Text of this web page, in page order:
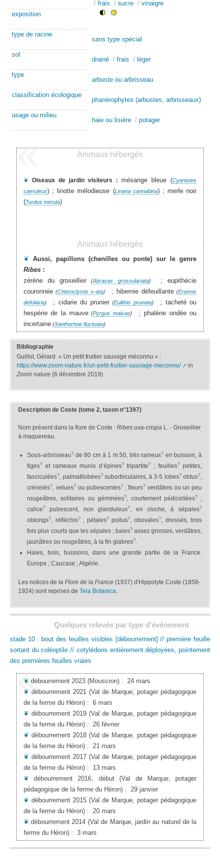
/ frais / sucre / vinaigre
exposition
type de racine
sans type spécial
sol
drainé / frais / léger
type
arbuste ou arbrisseau
classification écologique
phanérophytes (arbustes, arbrisseaux)
usage ou milieu
haie ou lisière / potager
Animaux hébergés
❦ Oiseaux de jardin visiteurs :mésange bleue (Cyanistes
caeruleus) ; linotte mélodieuse (Linaria cannabina) ; merle noir
(Turdus merula)
Animaux hébergés
❦ Aussi, papillons (chenilles ou ponte) sur le genre
Ribes:
zérène du groseillier (Abraxas grossulariata)
; eupithécie
couronnée(Chloroclystis v-ata) ; hibernie défeuillante (Erannis
defoliaria) ; cidarie du prunier(Eulithis prunata)
; tacheté ou
hespérie de la mauve(Pyrgus malvae)
; phalène ondée ou
incertaine(Xanthorhoe fluctuata)
Bibliographie
Guillot, Gérard. « Un petit fruitier sauvage méconnu » :
https://www.zoom-nature.fr/un-petit-fruitier-sauvage-meconnu/
in
Zoom nature (6 décembre 2019)
Description de Coste (tome 2, taxon n°1397)
Nom présent dans la flore de Coste :Ribes uva-crispa L. - Groseillier
à maquereau.
Sous-arbrisseau? de 80 cm à 1 m 50, très rameux? en buisson, à
tiges? et rameaux munis d’épines?tripartite? ; feuilles? petites,
fasciculées?, palmatilobées?suborbiculaires, à 3-5 lobes?obtus?,
crénelés?, velues? ou pubescentes? ; fleurs? verdâtres ou un peu
rougeâtres, solitaires ou géminées?, courtement pédicellées?;
calice? pubescent, non glanduleux?, en cloche, à sépales?
oblongs?, réfléchis?; pétales? poilus?, obovales?, dressés, trois
fois plus courts que les sépales ; baies?assez grosses, verdâtres,
jaunâtres ou rougeâtres, à la fin glabres?.
Haies, bois, buissons, dans une grande partie de la France.
Europe ; Caucase ; Algérie.
Les notices de laFlore de la France (1937) d'Hippolyte Coste (1858-
1924) sont reprises deTela Botanica.
Quelques relevés par type d'événement
stade 10 : bout des feuilles visibles [débourrement] // première feuille
sortant du coléoptile // cotylédons entièrement déployées, pointement
des premières feuilles vraies
❦ débourrement 2023 (Mouscron): 24 mars
❦ débourrement 2021 (Val de Marque, potager pédagogique
de la ferme du Héron): 6 mars
❦ débourrement 2019 (Val de Marque, potager pédagogique
de la ferme du Héron): 26 février
❦ débourrement 2018 (Val de Marque, potager pédagogique
de la ferme du Héron): 21 mars
❦ débourrement 2017 (Val de Marque, potager pédagogique
de la ferme du Héron): 13 mars
❦débourrement 2016, début
(Val de Marque, potager
pédagogique de la ferme du Héron): 29 janvier
❦ débourrement 2015 (Val de Marque, potager pédagogique
de la ferme du Héron): 20 mars
❦débourrement 2014 (Val de Marque, jardin au naturel de la
ferme du Héron): 3 mars